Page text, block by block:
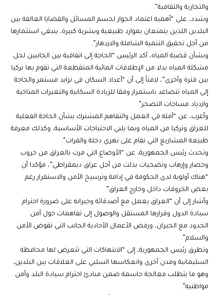
والتجارية والثقافية”.
وشدد، على “أهمية اعتماد الحوار لحسم المسائل والقضايا العالقة بين
البلدين اللذين يتمتعان بموارد طبيعية وبشرية كبيرة، ينبغي استثمارها
من أجل تحقيق التنمية الشاملة والازدهار”.
وبشأن قضية المياه، أكد الرئيس “الحاجة إلى اتفاقية بين الجانبين لحل
مشكلة المياه بدلا من الإطلاقات المائية المتقطعة التي تقوم بها تركيا
بين فترة وأخرى”، لافتاً إلى أن “أعداد السكان في تزايد مستمر والحاجة
إلى المياه تتصاعد باستمرار وفقا للزيادة السكانية والتغيرات المناخية
وازدياد مساحات التصحر”.
وأعرب، عن “أمله في العمل والتفاهم المشترك بشأن الحاجة الفعلية
للعراق وتركيا من المياه وبما يلبي الاحتياجات الأساسية، وكذلك معرفة
طبيعة المشاريع التي تقام على نهري دجلة والفرات”.
وتحدث رئيس الجمهورية، عن “الأوضاع التي مرت بالعراق من حروب
وحصار وإرهاب وتضحيات بذلت من أجل عراق ديمقراطي”، مؤكدا أن
“هناك أولوية لدى الحكومة في إدامة وترسيخ الأمن والاستقرار رغم
بعض الخروقات داخل وخارج العراق”.
وأشار إلى أن “العراق يعمل مع أصدقائه وجيرانه على ضرورة احترام
سيادة الدول وقرارها المستقل والوصول إلى تفاهمات حول أمن
الحدود مع الجيران، ورفض الأعمال الأحادية الجانب التي تقوض الأمن
والسلام”.
وتطرق رئيس الجمهورية، إلى “الانتهاكات التي تتعرض لها محافظة
السليمانية ومدن أخرى وانعكاسها السلبي على العلاقات بين البلدين،
وهو ما يتطلب معالجة حاسمة ضمن مبادئ احترام سيادة البلد وأمن
مواطنيه”.